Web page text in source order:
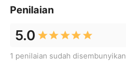
Penilaian
5.0
1 penilaian sudah disembunyikan